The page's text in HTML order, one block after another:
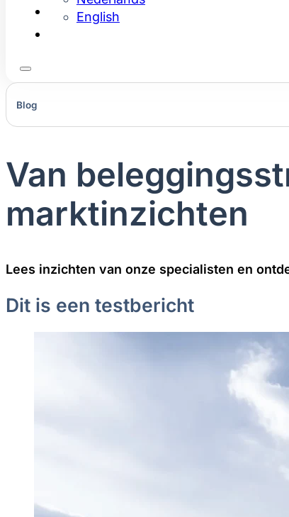
English
Info aanvragen
Blog
Van
markt­inzichten
Lees inzichten van onze specialisten en
Dit is een testbericht